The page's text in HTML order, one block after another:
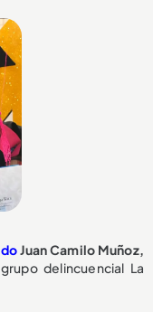
Juan Camilo Muñoz,
delincuencial La